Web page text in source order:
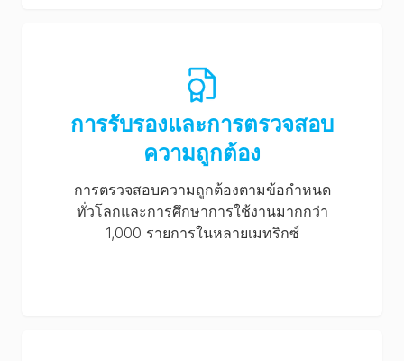
การรับรองและการตรวจสอบ
ความถูกต้อง
การตรวจสอบความถูกต้องตามข้อกำหนด
ทั่วโลกและการศึกษาการใช้งานมากกว่า
1,000 รายการในหลายเมทริกซ์